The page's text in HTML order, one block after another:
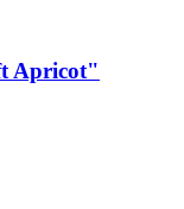
Apricot"